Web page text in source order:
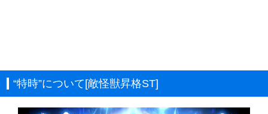
“特時”について[敵怪獣昇格ST]